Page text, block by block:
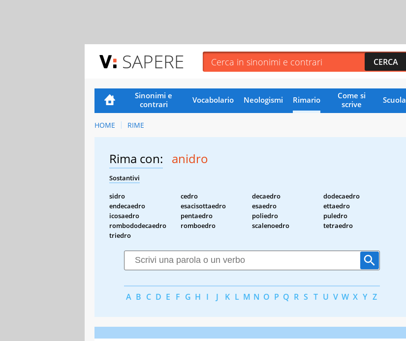
SAPERE
Sinonimi e
contrari
Vocabolario Neologismi Rimario
Come si
scrive
Scuola
HOME RIME
Rima con: anidro
Sostantivi
sidro cedro decaedro
dodecaedro
endecaedro
esacisottaedro esaedro
ettaedro
icosaedro
pentaedro poliedro
puledro
rombododecaedro
romboedro scalenoedro
tetraedro
triedro
A B C D E F G H I J K L M N O P Q R S T U V W X Y Z